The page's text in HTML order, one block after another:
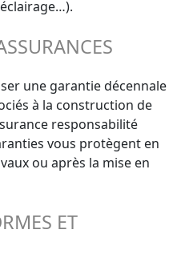
une garantie décennale
à la construction de
responsabilité
vous protègent en
ou après la mise en
ET